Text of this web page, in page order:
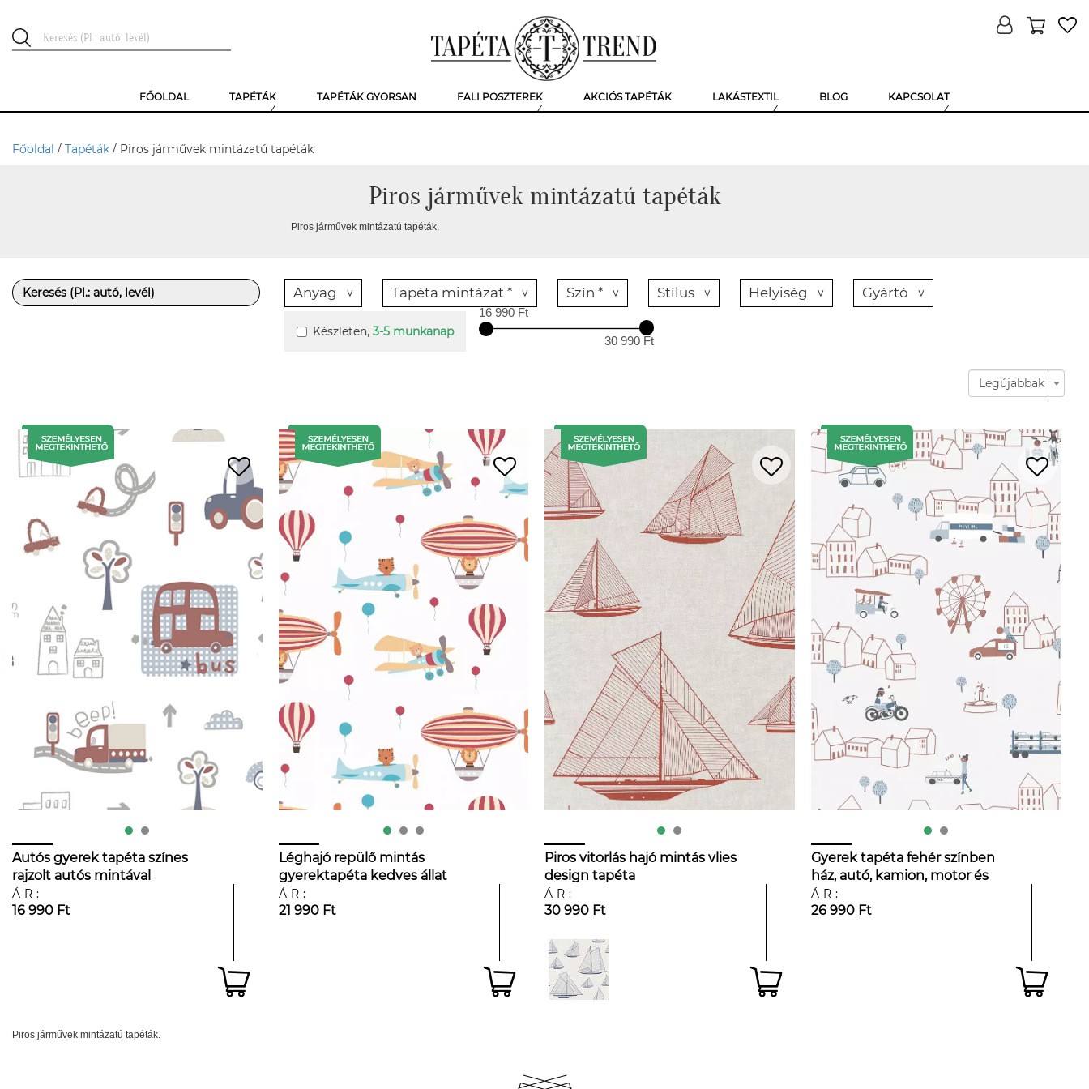
FŐOLDAL TAPÉTÁK TAPÉTÁK GYORSAN FALI POSZTEREK AKCIÓS TAPÉTÁK LAKÁSTEXTIL BLOG KAPCSOLAT
Főoldal / Tapéták / Piros járművek mintázatú tapéták
Piros járművek mintázatú tapéták
Piros járművek mintázatú tapéták.
Anyag Tapéta mintázat * Szín * Stílus Helyiség Gyártó
Készleten, 3-5 munkanap
16 990 Ft
30 990 Ft
Legújabbak
Autós gyerek tapéta színes
rajzolt autós mintával
ÁR:
16 990 Ft
Léghajó repülő mintás
gyerektapéta kedves állat
mintákkal
ÁR:
21 990 Ft
Piros vitorlás hajó mintás vlies
design tapéta
ÁR:
30 990 Ft
Gyerek tapéta fehér színben
ház, autó, kamion, motor és
repülős piros mintákkal
ÁR:
26 990 Ft
Piros járművek mintázatú tapéták.